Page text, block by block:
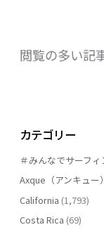
閲覧の多い記
カテゴリー
＃みんなでサーフィ
Axque（アンキュー）
California (1,793)
Costa Rica (69)